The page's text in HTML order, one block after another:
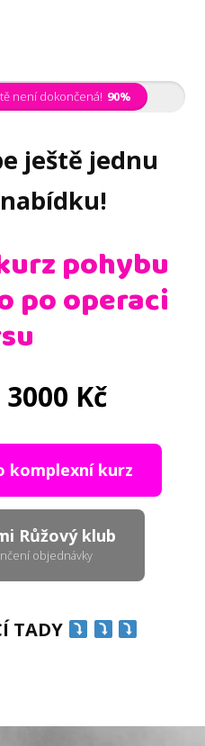
není dokončená! 90%
ještě jednu
pohybu
po operaci
3000 Kč
komplexní kurz
Růžový klub
objednávky
TADY